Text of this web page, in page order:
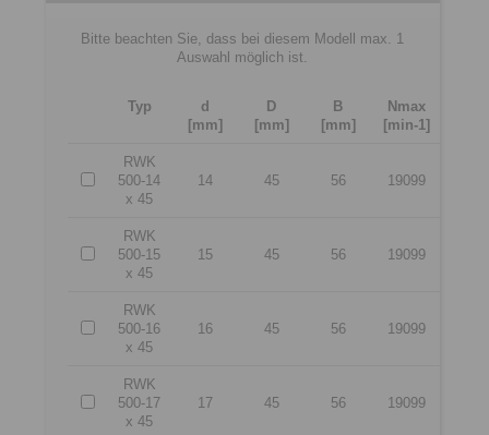
Bitte beachten Sie, dass bei diesem Modell max. 1
Auswahl möglich ist.
Typ
d
[mm]
D
[mm]
B
[mm]
Nmax
[min-1]
RWK
500-14
x 45
14 45 56 19099
RWK
500-15
x 45
15 45 56 19099
RWK
500-16
x 45
16 45 56 19099
RWK
500-17
x 45
17 45 56 19099